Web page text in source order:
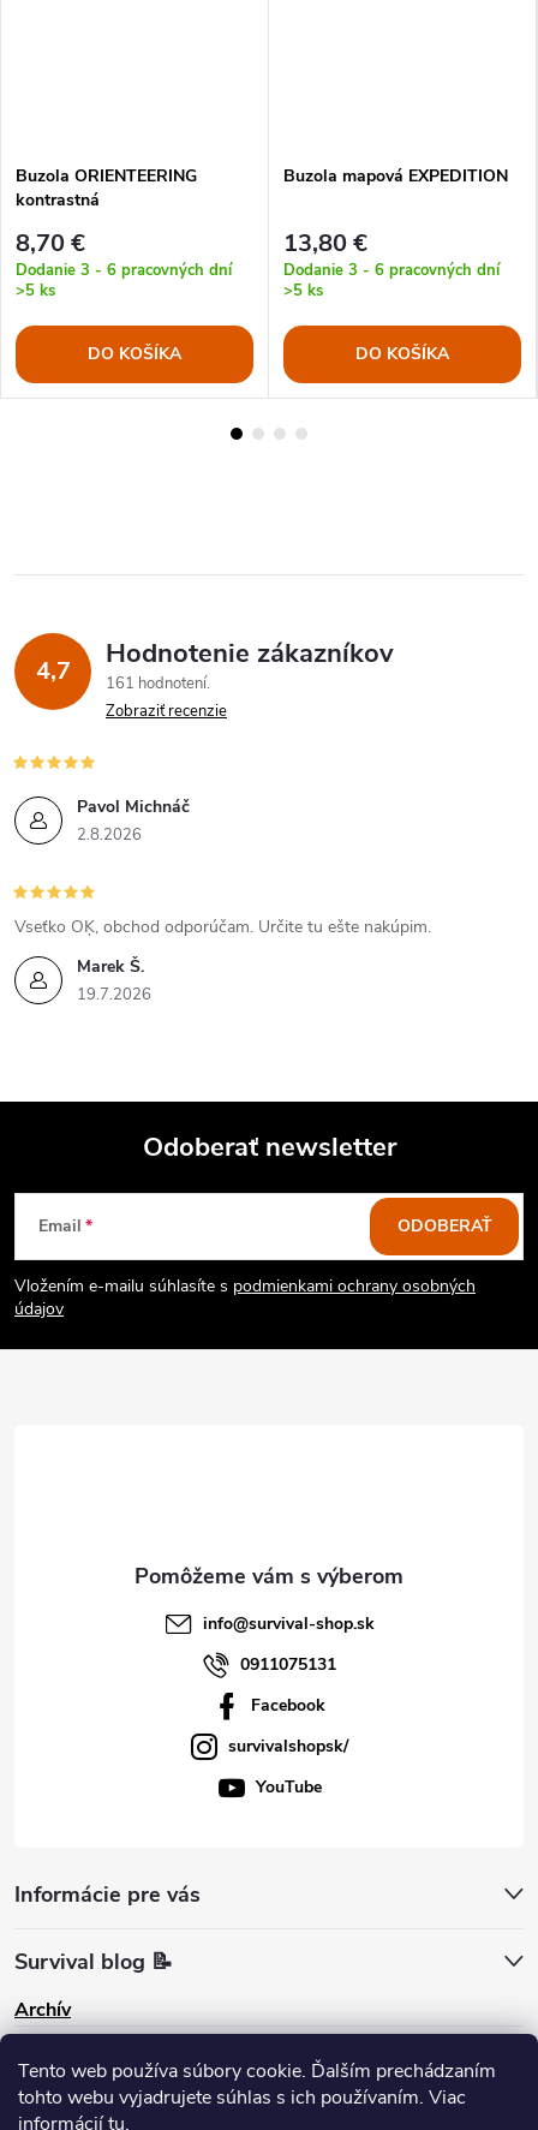
Tento web používa súbory cookie. Ďalším prechádzaním
tohto webu vyjadrujete súhlas s ich používaním. Viac
informáciítu.
Buzola ORIENTEERING
kontrastná
8,70 €
Dodanie 3 - 6 pracovných dní
>5 ks
DO KOŠÍKA
Buzola mapová EXPEDITION
13,80 €
Dodanie 3 - 6 pracovných dní
>5 ks
DO KOŠÍKA
4,7 Hodnotenie zákazníkov
161 hodnotení
Zobraziť recenzie
Pavol Michnáč
2.8.2026
Marek Š.
19.7.2026
Vseťko OĶ, obchod odporúčam. Určite tu ešte nakúpim.
Z
á
p
Odoberať newsletter
Email
Vložením e-mailu súhlasíte s podmienkami ochrany osobných
údajov
ODOBERAŤ
info@survival-shop.sk
0911075131
Facebook
survivalshopsk/
YouTube
Informácie pre vás
Survival blog 📝
Archív
Pinterest